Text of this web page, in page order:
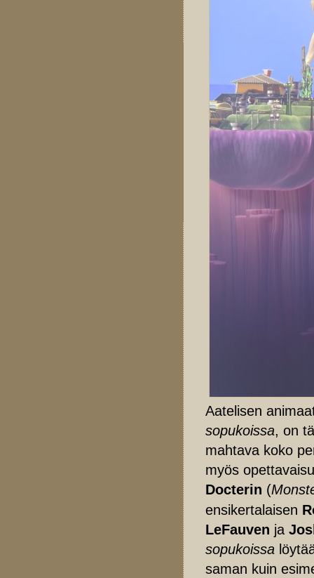
Aatelisen
sopukoissa, on
mahtava koko
myös
Docterin (
ensikertalaisen
LeFauven ja
sopukoissa
saman kuin